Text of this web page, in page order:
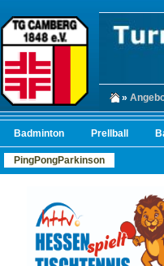
»
Badminton Prellball
PingPongParkinson